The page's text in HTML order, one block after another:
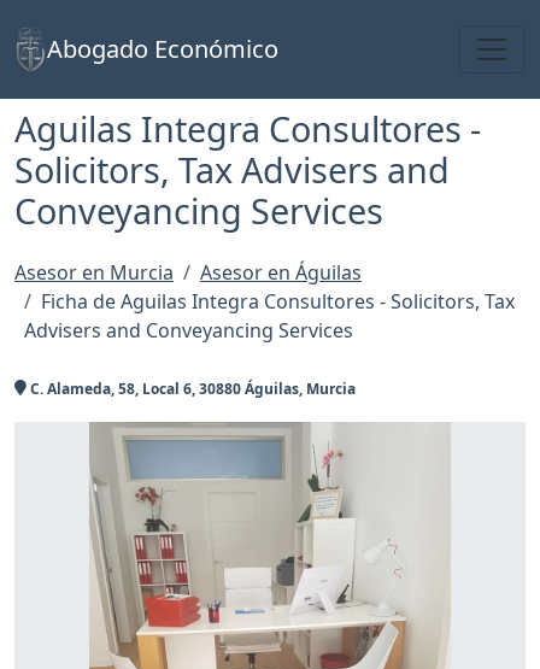
Abogado Económico
Aguilas Integra Consultores -
Solicitors, Tax Advisers and
Conveyancing Services
Asesor en Murcia
Asesor en Águilas
Ficha de Aguilas Integra Consultores - Solicitors, Tax
Advisers and Conveyancing Services
C. Alameda, 58, Local 6, 30880 Águilas, Murcia